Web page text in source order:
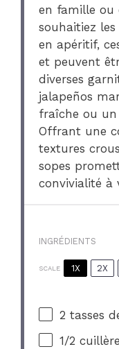
en famille ou
souhaitiez
en apéritif,
et peuvent
diverses
jalapeños
fraîche ou
Offrant une
textures
sopes
convivialité à
INGRÉDIENTS
SCALE 1X 2X
2 tasses
1/2